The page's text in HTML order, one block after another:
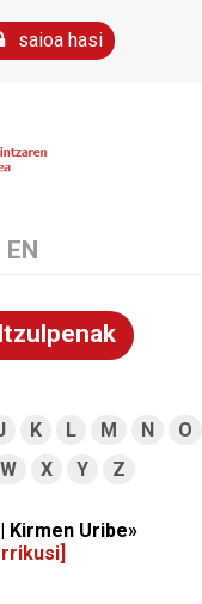
saioa hasi
EN
Itzulpenak
K L M N
O
W X Y Z
Kirmen Uribe»